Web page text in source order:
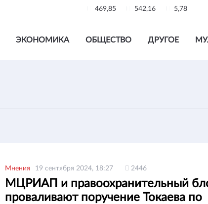
469,85 542,16 5,78
ЭКОНОМИКА ОБЩЕСТВО ДРУГОЕ
Мнения 19 сентября 2024, 18:27 2446
МЦРИАП и правоохранительный
проваливают поручение Токаева по